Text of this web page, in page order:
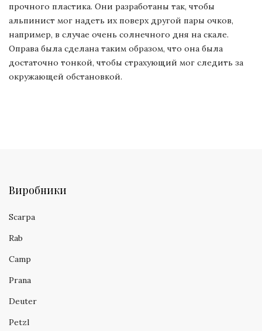
прочного пластика. Они разработаны так, чтобы
альпинист мог надеть их поверх другой пары очков,
например, в случае очень солнечного дня на скале.
Оправа была сделана таким образом, что она была
достаточно тонкой, чтобы страхующий мог следить за
окружающей обстановкой.
Виробники
Scarpa
Rab
Camp
Prana
Deuter
Petzl